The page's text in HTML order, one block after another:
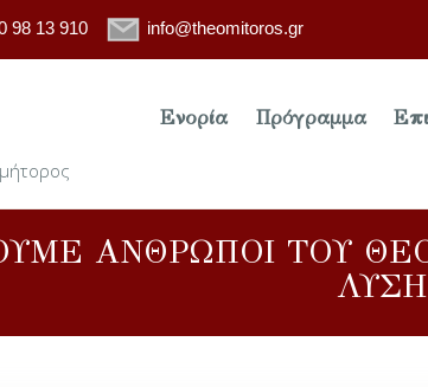
98 13 910 info@theomitoros.gr
Ενορία Πρόγραμμα
ΑΝΘΡΩΠΟΙ ΤΟΥ